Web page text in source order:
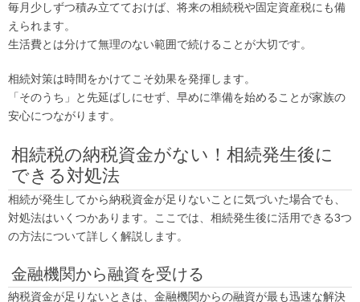
毎月少しずつ積み立てておけば、将来の相続税や固定資産税にも備
えられます。
生活費とは分けて無理のない範囲で続けることが大切です。
相続対策は時間をかけてこそ効果を発揮します。
「そのうち」と先延ばしにせず、早めに準備を始めることが家族の
安心につながります。
相続税の納税資金がない！相続発生後に
できる対処法
相続が発生してから納税資金が足りないことに気づいた場合でも、
対処法はいくつかあります。ここでは、相続発生後に活用できる3つ
の方法について詳しく解説します。
金融機関から融資を受ける
納税資金が足りないときは、金融機関からの融資が最も迅速な解決